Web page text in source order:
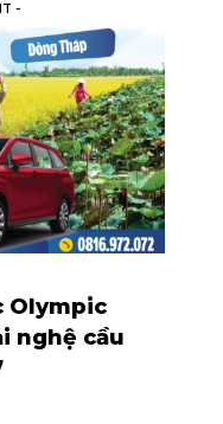
-
Olympic
nghệ cầu